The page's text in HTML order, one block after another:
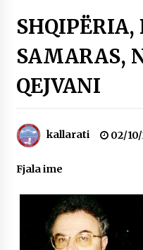
Gazeta Kallarati nr. 118
07/07/2026
SI U ARRIT TË REALIZOHEJ
“JANINËS Ç’I PANË SYTË”
NË KALLARAT, NË “FSHATIN
ZHVILLUA EDICIONI I TRETË
26/05/2026
Gazeta Kallarati nr. 117
03/05/2026
Gazeta Kallarati nr. 116
SHQIPËRIA,
SAMARAS,
QEJVANI
kallarati 02/10/
Fjala ime